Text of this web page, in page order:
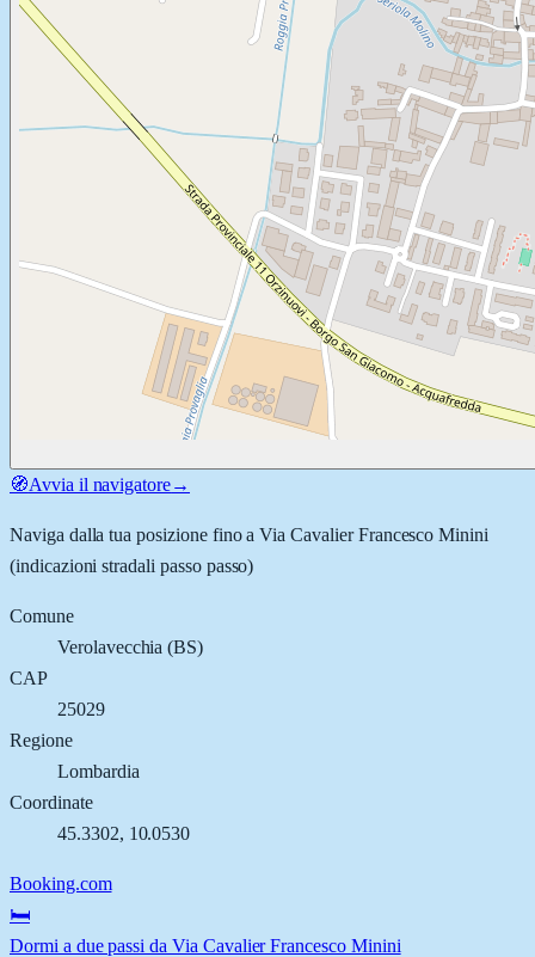
🧭Avvia il navigatore→
Naviga dalla tua posizione fino aVia Cavalier Francesco Minini
(indicazioni stradali passo passo)
Comune
Verolavecchia (BS)
CAP
25029
Regione
Lombardia
Coordinate
45.3302, 10.0530
Booking.com
🛏️
Dormi a due passi da Via Cavalier Francesco Minini